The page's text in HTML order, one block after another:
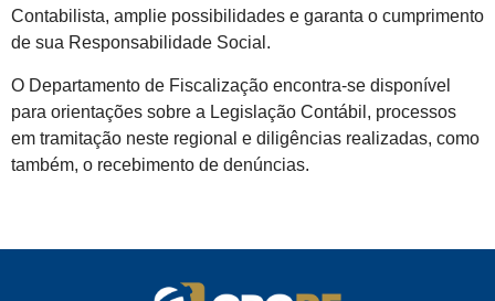
Contabilista, amplie possibilidades e garanta o cumprimento
de sua Responsabilidade Social.
O Departamento de Fiscalização encontra-se disponível
para orientações sobre a Legislação Contábil, processos
em tramitação neste regional e diligências realizadas, como
também, o recebimento de denúncias.